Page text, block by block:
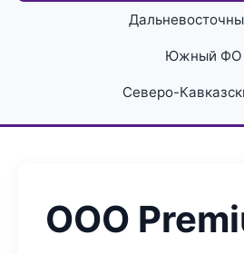
Южный ФО
Северо-
ООО